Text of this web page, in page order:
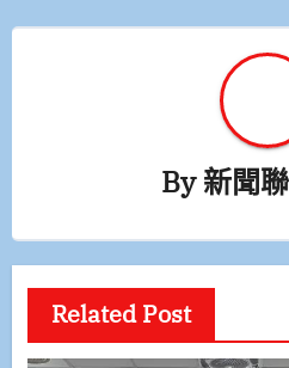
By新聞
Related Post